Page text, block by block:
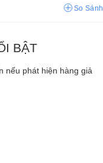
So Sánh
BẬT
nếu phát hiện hàng giả